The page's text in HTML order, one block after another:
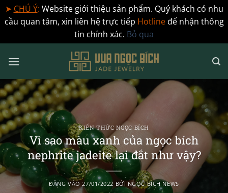
➤ CHÚ Ý: Website giới thiệu sản phẩm. Quý khách có nhu
cầu quan tâm, xin liên hệ trực tiếp Hotlineđể nhận thông
tin chính xác. Bỏ qua
qua
dung
KIẾN THỨC NGỌC BÍCH
Vì sao màu xanh của ngọc bích
nephrite jadeite lại đắt như vậy?
ĐĂNG VÀO27/01/2022 BỞI NGỌC BÍCH NEWS